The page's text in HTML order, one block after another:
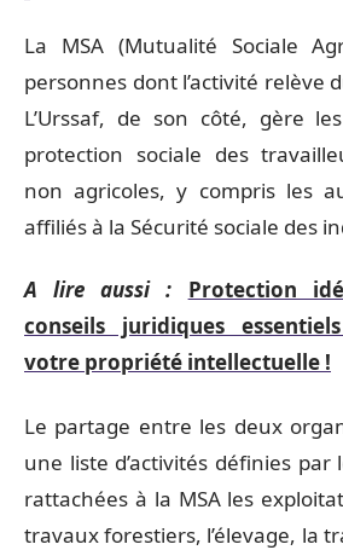
La MSA (Mutualité Sociale
personnes dont l’activité relève
L’Urssaf, de son côté, gère
protection sociale des
non agricoles, y compris les
affiliés à la Sécurité sociale des
A lire aussi :
Protection
conseils juridiques
votre propriété intellectuelle !
Le partage entre les deux
une liste d’activités définies
rattachées à la MSA les
travaux forestiers, l’élevage, la